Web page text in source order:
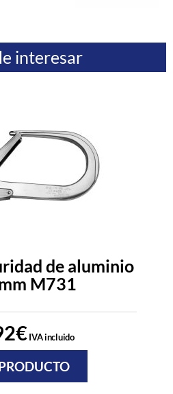
interesar
de aluminio
M731
€IVA incluido